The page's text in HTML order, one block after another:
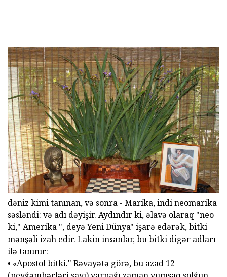
dəniz kimi tanınan, və sonra - Marika, indi neomarika
səsləndi: və adı dəyişir. Aydındır ki, əlavə olaraq "neo
ki," Amerika ", deyə Yeni Dünya" işarə edərək, bitki
mənşəli izah edir. Lakin insanlar, bu bitki digər adları
ilə tanınır:
• «Apostol bitki." Rəvayətə görə, bu azad 12